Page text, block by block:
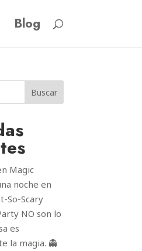
Blog
Buscar
Magic
noche en
So-Scary
NO son lo
es
la magia. 👻